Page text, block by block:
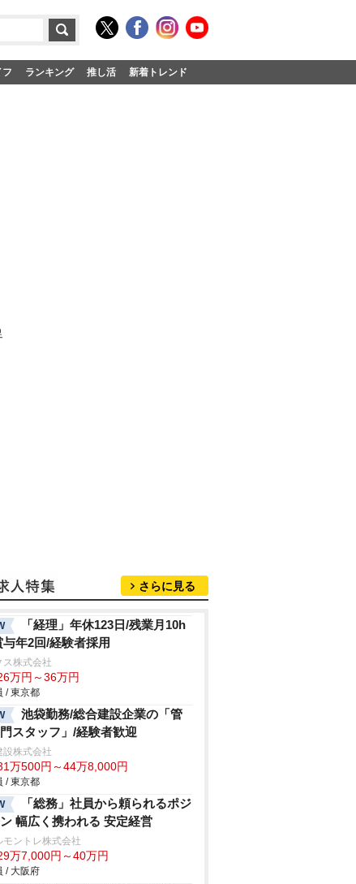
フ ランキング 推し活 新着トレンド
さらに見る
「経理」年休123日/残業月10h
与年2回/経験者採用
ス株式会社
万円～36万円
/ 東京都
池袋勤務/総合建設企業の「管
スタッフ」/経験者歓迎
設株式会社
万500円～44万8,000円
/ 東京都
「総務」社員から頼られるポジ
幅広く携われる 安定経営
モントレ株式会社
万7,000円～40万円
/ 大阪府